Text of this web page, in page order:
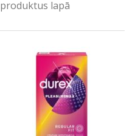
produktus lapā